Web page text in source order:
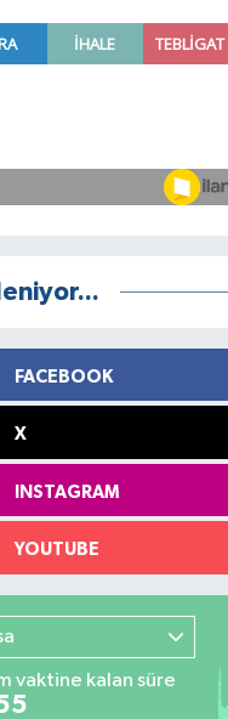
FACEBOOK
X
INSTAGRAM
YOUTUBE
vaktine kalan süre